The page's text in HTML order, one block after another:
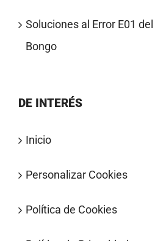
Soluciones al Error E01
Bongo
DE INTERÉS
Inicio
Personalizar Cookies
Política de Cookies